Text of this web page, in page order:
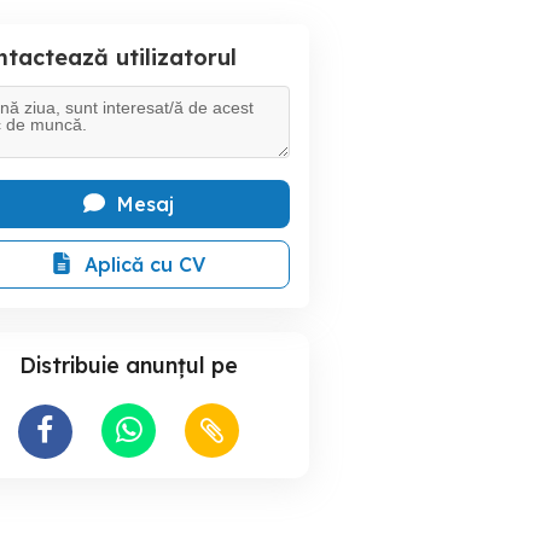
utilizatorul
Mesaj
Aplică cu CV
Distribuie anunțul pe